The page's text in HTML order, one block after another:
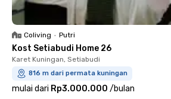
Coliving • Putri
Kost Setiabudi Home 26
Karet Kuningan, Setiabudi
816 m dari permata kuningan
mulai dari Rp3.000.000 /bulan